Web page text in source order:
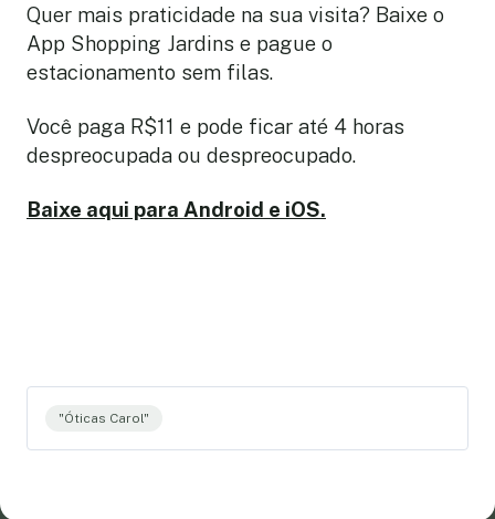
Quer mais praticidade na sua visita? Baixe o
App Shopping Jardins e pague o
estacionamento sem filas.
Você paga R$11 e pode ficar até 4 horas
despreocupada ou despreocupado.
Baixe aqui para Android e iOS.
"Óticas Carol"